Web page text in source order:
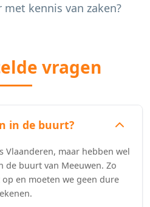
kennis van zaken?
vragen
in de buurt?
Vlaanderen, maar hebben wel
de buurt van Meeuwen. Zo
en moeten we geen dure